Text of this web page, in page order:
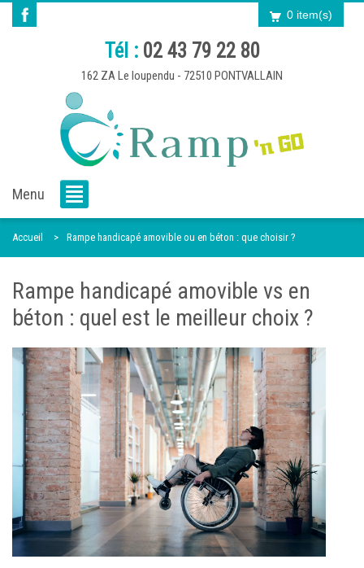
0 item(s)
Tél : 02 43 79 22 80
162 ZA Le loupendu - 72510 PONTVALLAIN
Menu
Accueil Rampe handicapé amovible ou en béton : que choisir ?
Rampe handicapé amovible vs en
béton : quel est le meilleur choix ?